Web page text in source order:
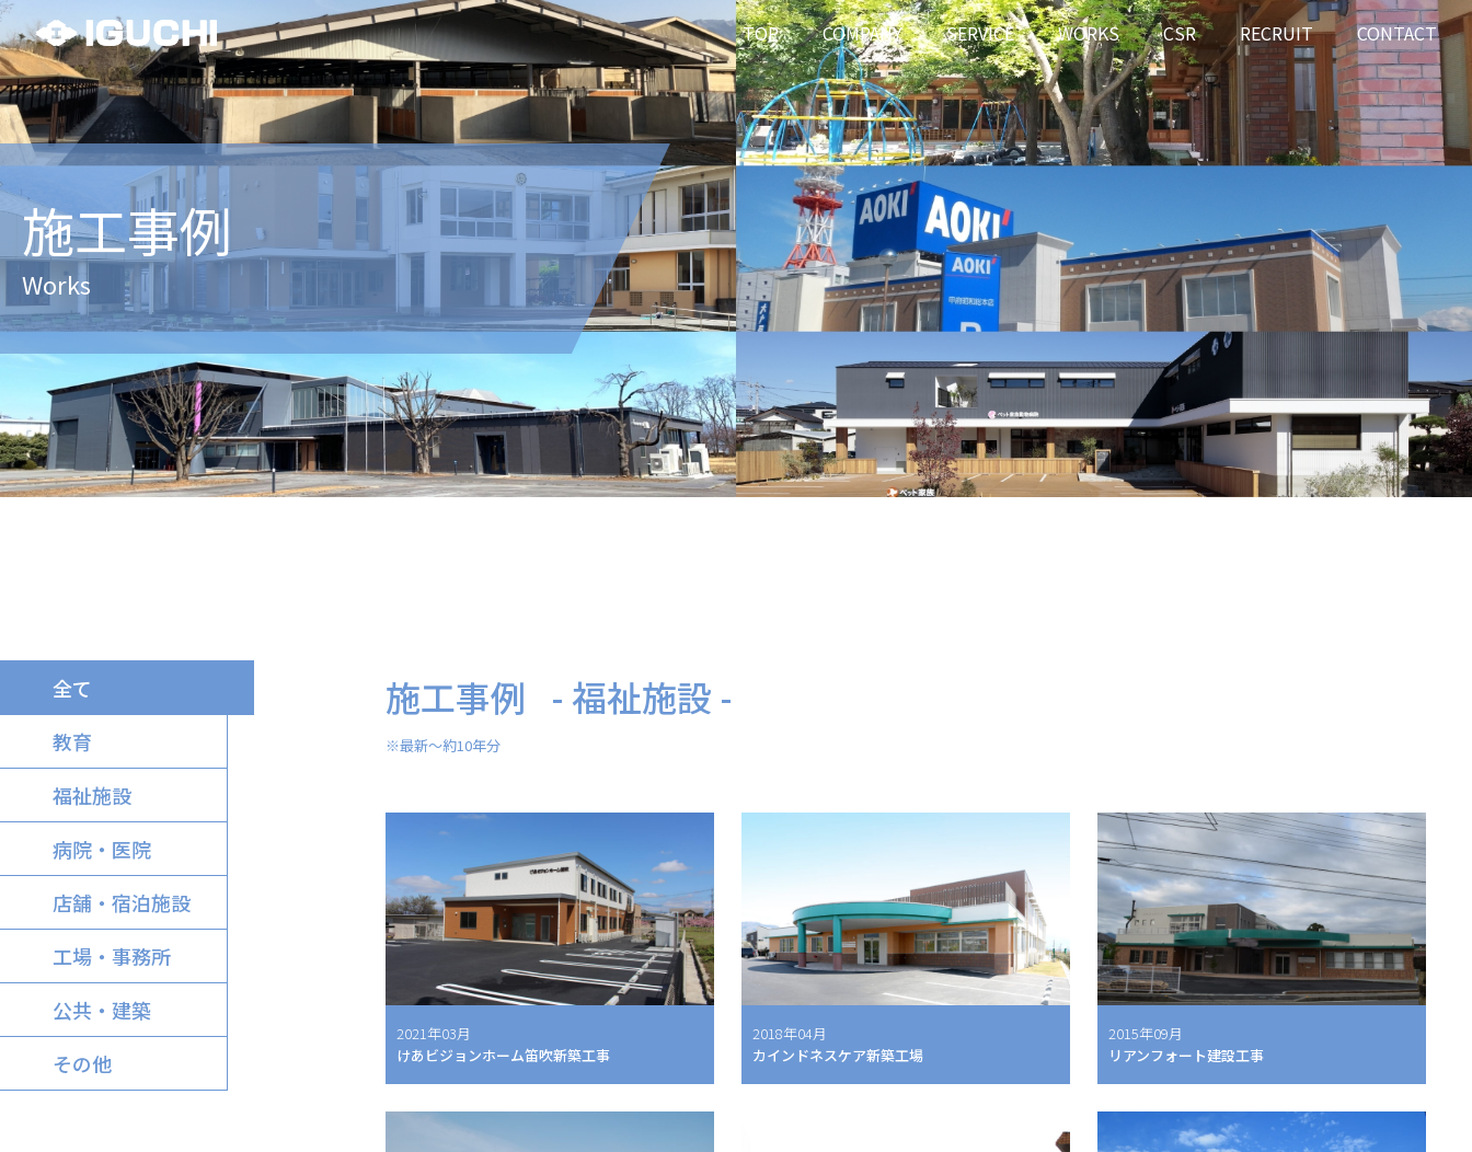
TOP COMPANY SERVICE WORKS CSR RECRUIT CONTACT
施工事例
Works
全て
教育
福祉施設
病院・医院
店舗・宿泊施設
工場・事務所
公共・建築
その他
施工事例 福祉施設
※最新～約10年分
2021年03月
けあビジョンホーム笛吹新築工事
2018年04月
カインドネスケア新築工場
2015年09月
リアンフォート建設工事